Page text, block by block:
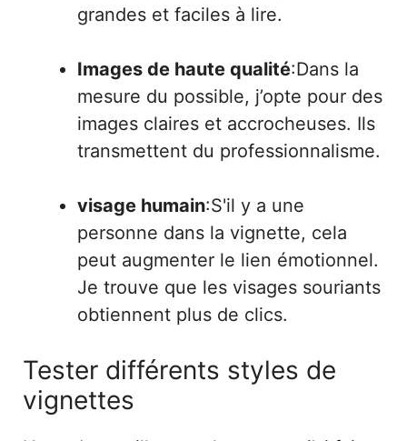
grandes et faciles à lire.
Images de haute qualité:Dans la
mesure du possible, j’opte pour des
images claires et accrocheuses. Ils
transmettent du professionnalisme.
visage humain:S'il y a une
personne dans la vignette, cela
peut augmenter le lien émotionnel.
Je trouve que les visages souriants
obtiennent plus de clics.
Tester différents styles de
vignettes